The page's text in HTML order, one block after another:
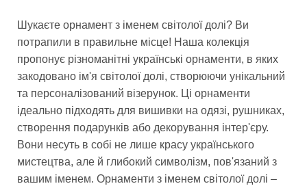
Шукаєте орнамент з іменем світолої долі? Ви
потрапили в правильне місце! Наша колекція
пропонує різноманітні українські орнаменти, в яких
закодовано ім'я світолої долі, створюючи унікальний
та персоналізований візерунок. Ці орнаменти
ідеально підходять для вишивки на одязі, рушниках,
створення подарунків або декорування інтер'єру.
Вони несуть в собі не лише красу українського
мистецтва, але й глибокий символізм, пов'язаний з
вашим іменем. Орнаменти з іменем світолої долі –